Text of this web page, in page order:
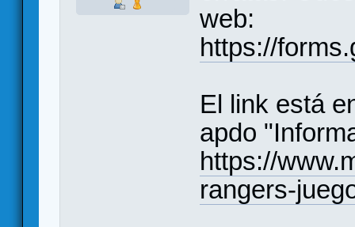
web:
https://
El link está
apdo
https://
rangers-